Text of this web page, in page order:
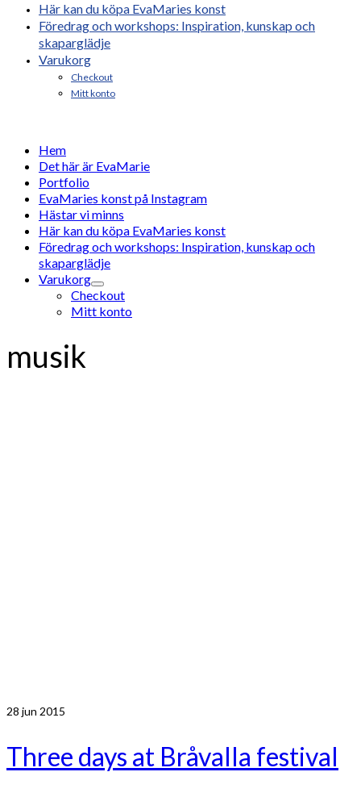
Här kan du köpa EvaMaries konst
Föredrag och workshops: Inspiration, kunskap och
skaparglädje
Varukorg
Checkout
Mitt konto
Hem
Det här är EvaMarie
Portfolio
EvaMaries konst på Instagram
Hästar vi minns
Här kan du köpa EvaMaries konst
Föredrag och workshops: Inspiration, kunskap och
skaparglädje
Varukorg
Checkout
Mitt konto
musik
28 jun 2015
Three days at Bråvalla festival